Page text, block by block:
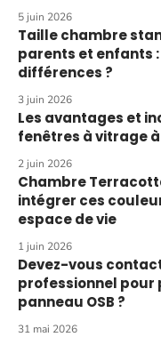
5 juin 2026
Taille chambre
parents et enfants
différences ?
3 juin 2026
Les avantages et
fenêtres à vitrage
2 juin 2026
Chambre
intégrer ces
espace de vie
1 juin 2026
Devez-vous
professionnel pour
panneau OSB ?
31 mai 2026